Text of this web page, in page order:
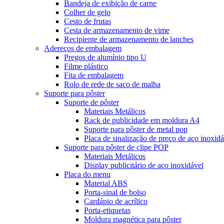
Bandeja de exibição de carne
Colher de gelo
Cesto de frutas
Cesta de armazenamento de vime
Recipiente de armazenamento de lanches
Adereços de embalagem
Pregos de alumínio tipo U
Filme plástico
Fita de embalagem
Rolo de rede de saco de malha
Suporte para pôster
Suporte de pôster
Materiais Metálicos
Rack de publicidade em moldura A4
Suporte para pôster de metal pop
Placa de sinalização de preço de aço
Suporte para pôster de clipe POP
Materiais Metálicos
Display publicitário de aço inoxidável
Placa do menu
Material ABS
Porta-sinal de bolso
Cardápio de acrílico
Porta-etiquetas
Moldura magnética para pôster